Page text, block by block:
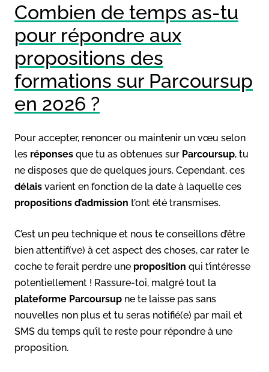
Combien de temps as-tu
pour répondre aux
propositions des
formations sur Parcoursup
en 2026 ?
Pour accepter, renoncer ou maintenir un vœu selon
les réponses que tu as obtenues sur Parcoursup, tu
ne disposes que de quelques jours. Cependant, ces
délais varient en fonction de la date à laquelle ces
propositions d’admission t’ont été transmises.
C’est un peu technique et nous te conseillons d’être
bien attentif(ve) à cet aspect des choses, car rater le
coche te ferait perdre une proposition qui t’intéresse
potentiellement ! Rassure-toi, malgré tout la
plateforme Parcoursup ne te laisse pas sans
nouvelles non plus et tu seras notifié(e) par mail et
SMS du temps qu’il te reste pour répondre à une
proposition.